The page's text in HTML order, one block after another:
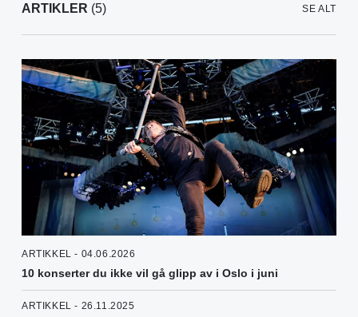
ARTIKLER (5) SE ALT
ARTIKKEL - 04.06.2026
10 konserter du ikke vil gå glipp av i Oslo i juni
ARTIKKEL - 26.11.2025